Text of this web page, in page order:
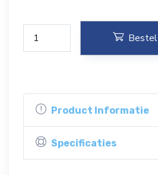
Bestel
Product Informatie
Specificaties